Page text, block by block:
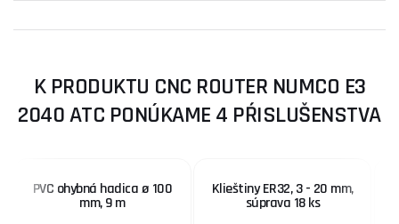
K PRODUKTU CNC ROUTER NUMCO E3
2040 ATC PONÚKAME 4 PŔISLUŠENSTVA
PVC ohybná hadica ø 100
mm, 9 m
Klieštiny ER32, 3 - 20 mm,
súprava 18 ks